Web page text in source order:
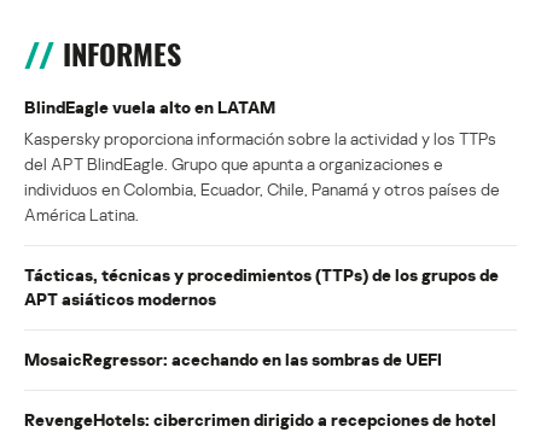
INFORMES
BlindEagle vuela alto en LATAM
Kaspersky proporciona información sobre la actividad y los TTPs
del APT BlindEagle. Grupo que apunta a organizaciones e
individuos en Colombia, Ecuador, Chile, Panamá y otros países de
América Latina.
Tácticas, técnicas y procedimientos (TTPs) de los grupos de
APT asiáticos modernos
MosaicRegressor: acechando en las sombras de UEFI
RevengeHotels: cibercrimen dirigido a recepciones de hotel